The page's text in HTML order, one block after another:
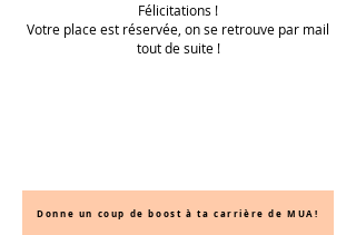
Félicitations !
Votre place est réservée, on se retrouve par mail
tout de suite !
Donne un coup de boost à ta carrière de MUA!